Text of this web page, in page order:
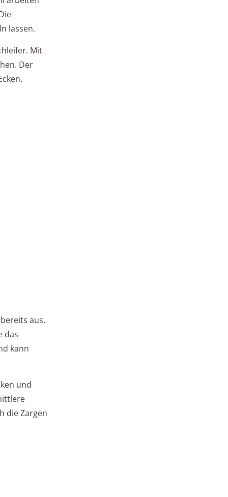
lassen.
Mit
Der
aus,
das
kann
und
die Zargen